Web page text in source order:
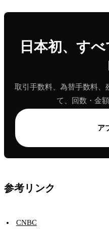
日本初、す
取引手数料、為替手数料、
て、回数・金
ア
参考リンク
CNBC